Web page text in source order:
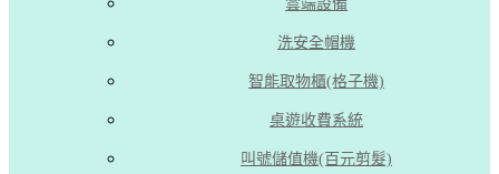
雲端設備
洗安全帽機
智能取物櫃(格子機)
桌遊收費系統
叫號儲值機(百元剪髮)